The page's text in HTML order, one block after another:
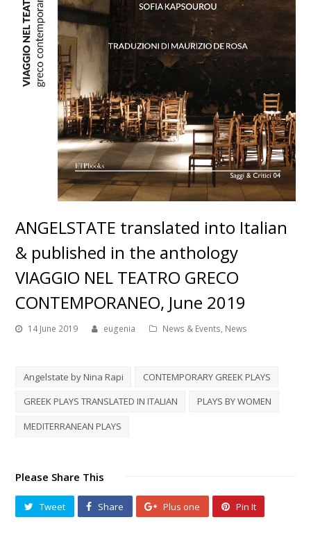
ANGELSTATE translated into Italian
& published in the anthology
VIAGGIO NEL TEATRO GRECO
CONTEMPORANEO, June 2019
14 June 2019 eugenia News & Events, News
Angelstate by Nina Rapi
CONTEMPORARY GREEK PLAYS
GREEK PLAYS TRANSLATED IN ITALIAN
PLAYS BY WOMEN
MEDITERRANEAN PLAYS
Please Share This
Tweet Share Plus one Pin It